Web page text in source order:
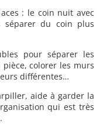
: le coin nuit avec
séparer du coin plus
pour séparer les
colorer les murs
différentes…
aide à garder la
qui est très